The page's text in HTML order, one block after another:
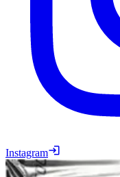
Instagram